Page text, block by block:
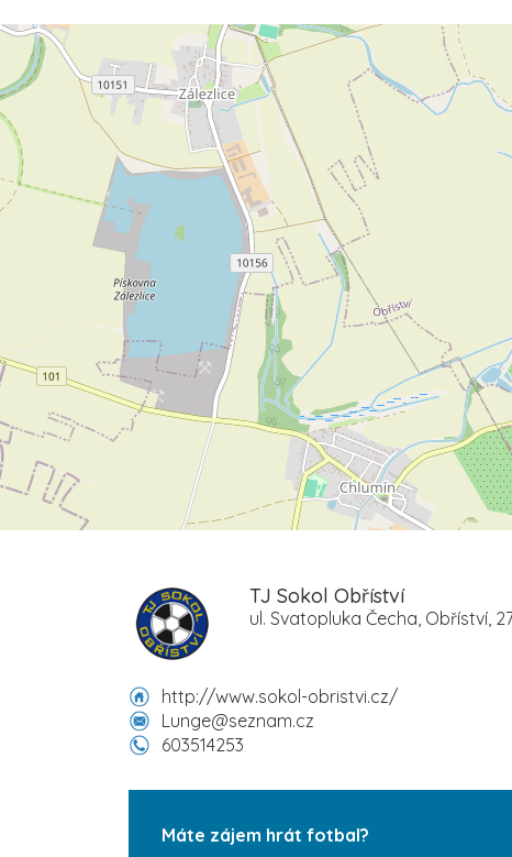
TJ Sokol Obříství
ul. Svatopluka Čecha, Obříství,
http://www.sokol-obristvi.cz/
Lunge@seznam.cz
603514253
Máte zájem hrát fotbal?